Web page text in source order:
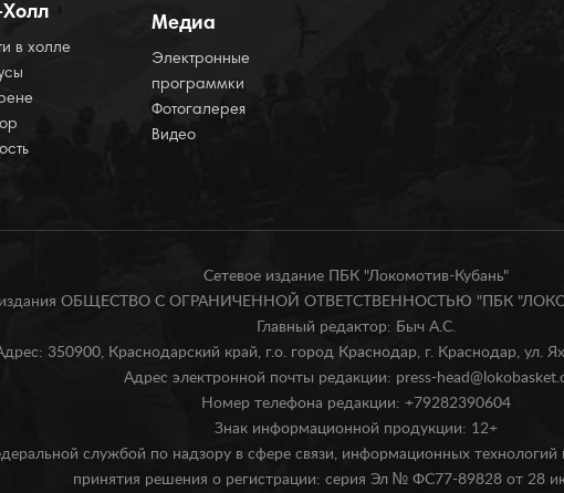
Холл
в холле
Медиа
Электронные
программки
Фотогалерея
Видео
Сетевое издание ПБК "Локомотив-Кубань"
издания ОБЩЕСТВО С ОГРАНИЧЕННОЙ ОТВЕТСТВЕННОСТЬЮ "ПБК
Главный редактор: Быч А.С.
350900, Краснодарский край, г.о. город Краснодар, г. Краснодар, ул.
Адрес электронной почты редакции: press-
Номер телефона редакции: +79282390604
Знак информационной продукции: 12+
службой по надзору в сфере связи, информационных
принятия решения о регистрации: серия Эл № ФС77-89828 от 28